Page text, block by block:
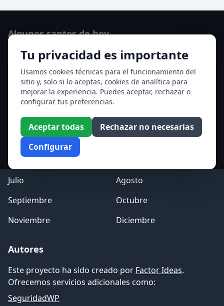
Tu privacidad es importante
Usamos cookies técnicas para el funcionamiento del
sitio y, solo si lo aceptas, cookies de analítica para
mejorar la experiencia. Puedes aceptar, rechazar o
configurar tus preferencias.
Aceptar todas
Rechazar no necesarias
Configurar
Algunos santos de hoy
Santo Domingo de Guzmán
Ver todos los santos de hoy
Acceso a los Meses
Enero
Febrero
Marzo
Abril
Mayo
Julio
Agosto
Septiembre
Octubre
Noviembre
Diciembre
Autores
Este proyecto ha sido creado por Factor Ideas.
Ofrecemos servicios adicionales como:
SeguridadWP